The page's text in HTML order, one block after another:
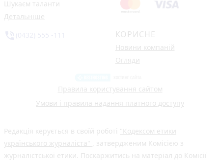
Шукаєм таланти
Детальніше
КОРИСНЕ
Новини компаній
Огляди
Правила користування сайтом
Умови і правила надання платного доступу
Редакція керується в своїй роботі "Кодексом етики
українського журналіста" , затвердженим Комісією з
журналістської етики. Поскаржитись на матеріал до Комісії